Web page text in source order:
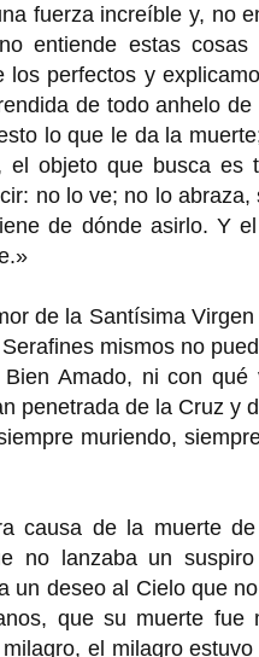
fuerza increíble y, no
entiende estas
perfectos y
de todo anhelo
lo que le da la
objeto que busca es
no lo ve; no lo
de dónde asirlo. Y
de la Santísima
mismos no
Amado, ni con
penetrada de la Cruz y
muriendo,
causa de la muerte
no lanzaba un
un deseo al Cielo que
que su muerte fue
el milagro